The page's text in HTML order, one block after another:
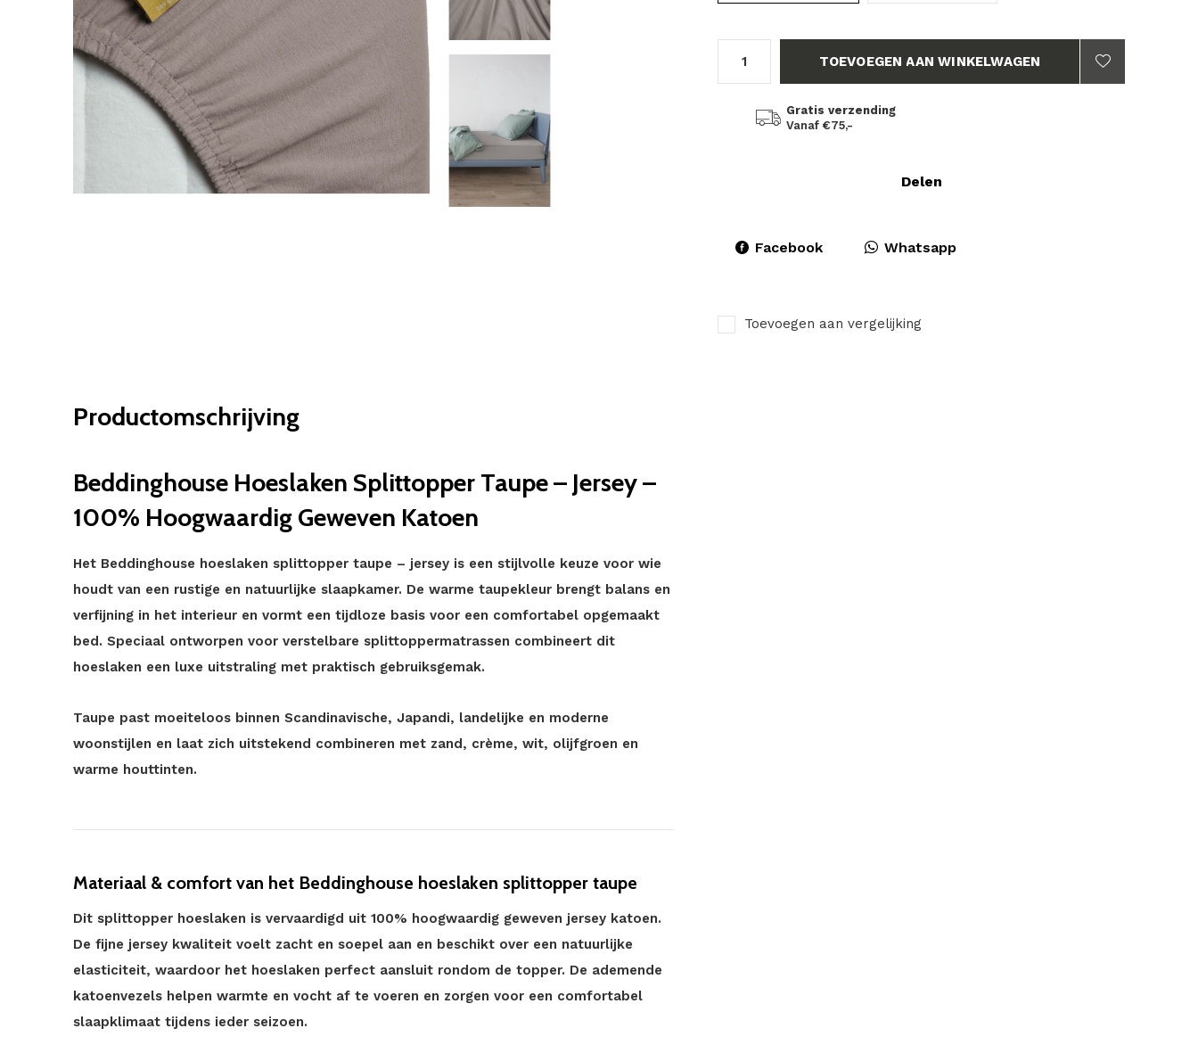
TOEVOEGEN AAN WINKELWAGEN
Gratis verzending
Vanaf €75,-
Delen
Facebook Whatsapp
Toevoegen aan vergelijking
Productomschrijving
Beddinghouse Hoeslaken Splittopper Taupe – Jersey –
100% Hoogwaardig Geweven Katoen
Het Beddinghouse hoeslaken splittopper taupe – jersey is een stijlvolle keuze voor wie
houdt van een rustige en natuurlijke slaapkamer. De warme taupekleur brengt balans en
verfijning in het interieur en vormt een tijdloze basis voor een comfortabel opgemaakt
bed. Speciaal ontworpen voor verstelbare splittoppermatrassen combineert dit
hoeslaken een luxe uitstraling met praktisch gebruiksgemak.
Taupe past moeiteloos binnen Scandinavische, Japandi, landelijke en moderne
woonstijlen en laat zich uitstekend combineren met zand, crème, wit, olijfgroen en
warme houttinten.
Materiaal & comfort van het Beddinghouse hoeslaken splittopper taupe
Dit splittopper hoeslaken is vervaardigd uit 100% hoogwaardig geweven jersey katoen.
De fijne jersey kwaliteit voelt zacht en soepel aan en beschikt over een natuurlijke
elasticiteit, waardoor het hoeslaken perfect aansluit rondom de topper. De ademende
katoenvezels helpen warmte en vocht af te voeren en zorgen voor een comfortabel
slaapklimaat tijdens ieder seizoen.